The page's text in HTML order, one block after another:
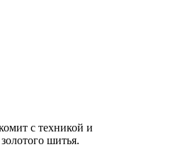
с техникой и
шитья.